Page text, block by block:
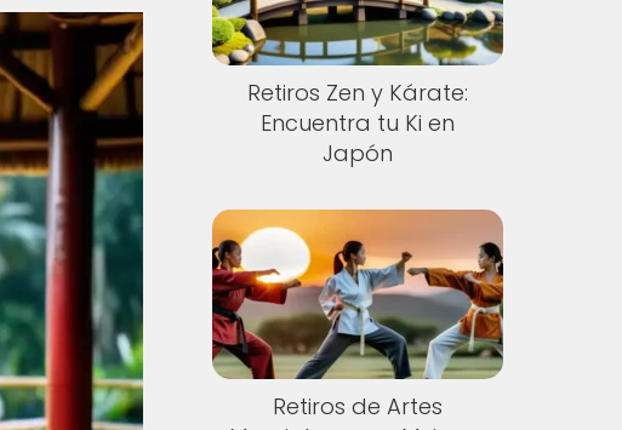
Retiros Zen y Kárate:
Encuentra tu Ki en
Japón
Retiros de Artes